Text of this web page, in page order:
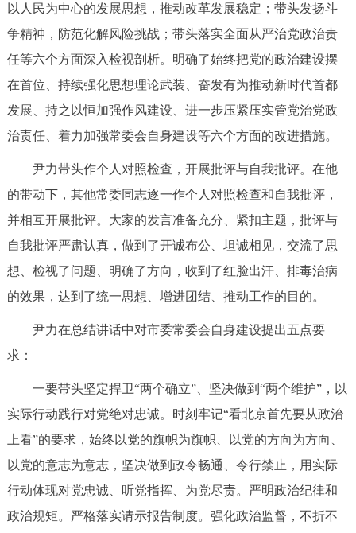
DEUTSCH FRANÇAIS РУССКИЙ ЯЗЫК
العربية
以人民为中心的发展思想，推动改革发展稳定；带头发扬斗
争精神，防范化解风险挑战；带头落实全面从严治党政治责
任等六个方面深入检视剖析。明确了始终把党的政治建设摆
在首位、持续强化思想理论武装、奋发有为推动新时代首都
发展、持之以恒加强作风建设、进一步压紧压实管党治党政
治责任、着力加强常委会自身建设等六个方面的改进措施。
尹力带头作个人对照检查，开展批评与自我批评。在他
的带动下，其他常委同志逐一作个人对照检查和自我批评，
并相互开展批评。大家的发言准备充分、紧扣主题，批评与
自我批评严肃认真，做到了开诚布公、坦诚相见，交流了思
想、检视了问题、明确了方向，收到了红脸出汗、排毒治病
的效果，达到了统一思想、增进团结、推动工作的目的。
尹力在总结讲话中对市委常委会自身建设提出五点要
求：
一要带头坚定捍卫“两个确立”、坚决做到“两个维护”，以
实际行动践行对党绝对忠诚。时刻牢记“看北京首先要从政治
上看”的要求，始终以党的旗帜为旗帜、以党的方向为方向、
以党的意志为意志，坚决做到政令畅通、令行禁止，用实际
行动体现对党忠诚、听党指挥、为党尽责。严明政治纪律和
政治规矩。严格落实请示报告制度。强化政治监督，不折不